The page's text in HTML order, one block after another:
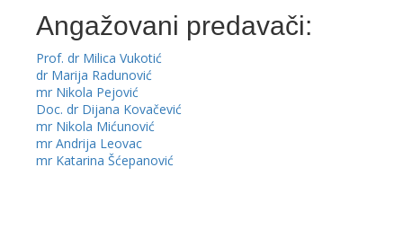
Angažovani predavači:
Prof. dr Milica Vukotić
dr Marija Radunović
mr Nikola Pejović
Doc. dr Dijana Kovačević
mr Nikola Mićunović
mr Andrija Leovac
mr Katarina Šćepanović